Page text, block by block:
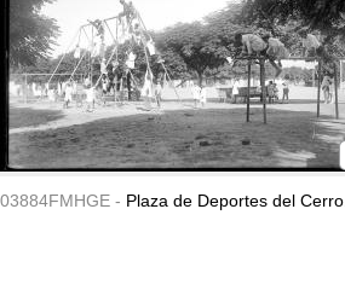
03884FMHGE - Plaza de Deportes del Cerro.